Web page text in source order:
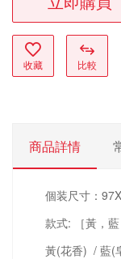
收藏 比較
商品詳情
個装尺寸：
款式: ［黃，藍
黃(花香) / 藍(